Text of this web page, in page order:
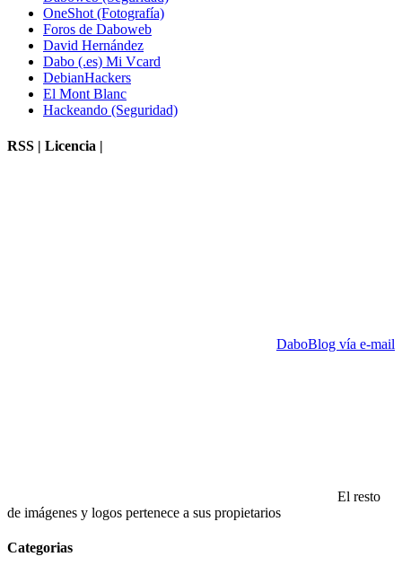
OneShot (Fotografía)
Foros de Daboweb
David Hernández
Dabo (.es) Mi Vcard
DebianHackers
El Mont Blanc
Hackeando (Seguridad)
RSS | Licencia |
DaboBlog vía e-mail
El resto
de imágenes y logos pertenece a sus propietarios
Categorias